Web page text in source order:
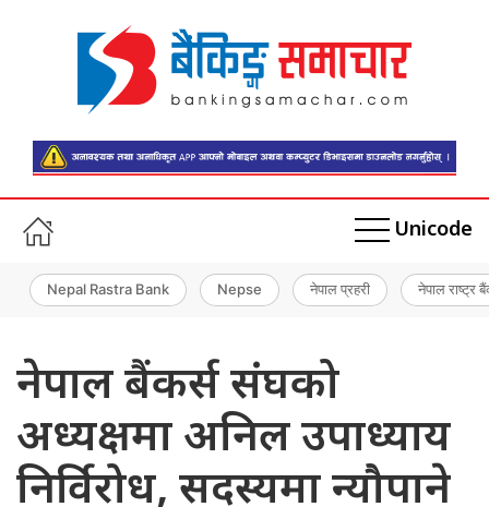
Unicode
Nepal Rastra Bank Nepse नेपाल प्रहरी नेपाल राष्ट्र
नेपाल बैंकर्स संघको
अध्यक्षमा अनिल उपाध्याय
निर्विरोध, सदस्यमा न्यौपाने